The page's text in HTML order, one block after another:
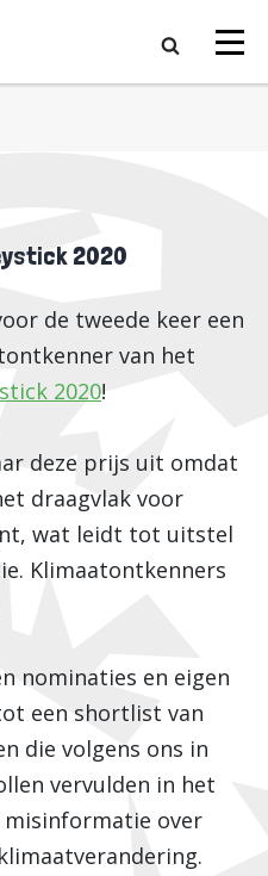
2020
de tweede keer een
van het
2020!
deze prijs uit omdat
draagvlak voor
wat leidt tot uitstel
Klimaatontkenners
nominaties en eigen
een shortlist van
die volgens ons in
vervulden in het
misinformatie over